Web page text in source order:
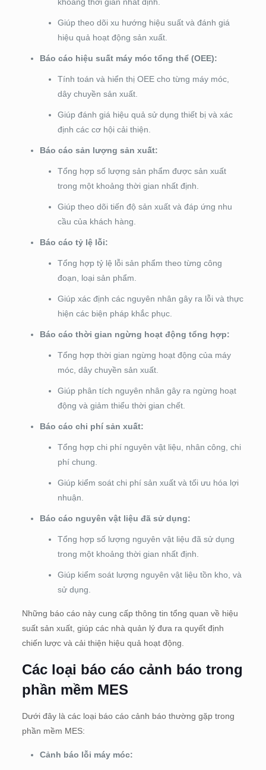
Giúp theo dõi xu hướng hiệu suất và đánh giá
hiệu quả hoạt động sản xuất.
Báo cáo hiệu suất máy móc tổng thể (OEE):
Tính toán và hiển thị OEE cho từng máy móc,
dây chuyền sản xuất.
Giúp đánh giá hiệu quả sử dụng thiết bị và xác
định các cơ hội cải thiện.
Báo cáo sản lượng sản xuất:
Tổng hợp số lượng sản phẩm được sản xuất
trong một khoảng thời gian nhất định.
Giúp theo dõi tiến độ sản xuất và đáp ứng nhu
cầu của khách hàng.
Báo cáo tỷ lệ lỗi:
Tổng hợp tỷ lệ lỗi sản phẩm theo từng công
đoạn, loại sản phẩm.
Giúp xác định các nguyên nhân gây ra lỗi và thực
hiện các biện pháp khắc phục.
Báo cáo thời gian ngừng hoạt động tổng hợp:
Tổng hợp thời gian ngừng hoạt động của máy
móc, dây chuyền sản xuất.
Giúp phân tích nguyên nhân gây ra ngừng hoạt
động và giảm thiểu thời gian chết.
Báo cáo chi phí sản xuất:
Tổng hợp chi phí nguyên vật liệu, nhân công, chi
phí chung.
Giúp kiểm soát chi phí sản xuất và tối ưu hóa lợi
nhuận.
Báo cáo nguyên vật liệu đã sử dụng:
Tổng hợp số lượng nguyên vật liệu đã sử dụng
trong một khoảng thời gian nhất định.
Giúp kiểm soát lượng nguyên vật liệu tồn kho, và
sử dụng.
Những báo cáo này cung cấp thông tin tổng quan về hiệu
suất sản xuất, giúp các nhà quản lý đưa ra quyết định
chiến lược và cải thiện hiệu quả hoạt động.
Các loại báo cáo cảnh báo trong
phần mềm MES
Dưới đây là các loại báo cáo cảnh báo thường gặp trong
phần mềm MES:
Cảnh báo lỗi máy móc: